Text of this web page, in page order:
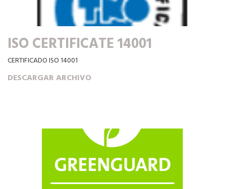
ISO CERTIFICATE 14001
CERTIFICADO ISO 14001
DESCARGAR ARCHIVO